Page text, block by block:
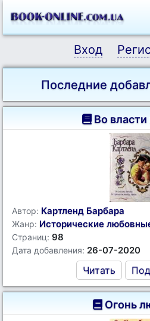
Вход
Последние
Во
Автор: Картленд Барбара
Жанр: Исторические
Страниц: 98
Дата добавления: 26-07-2020
Читать
Огонь